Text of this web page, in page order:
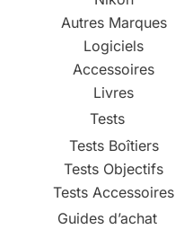
Autres Marques
Logiciels
Accessoires
Livres
Tests
Tests Boîtiers
Tests Objectifs
Tests Accessoires
Guides d’achat